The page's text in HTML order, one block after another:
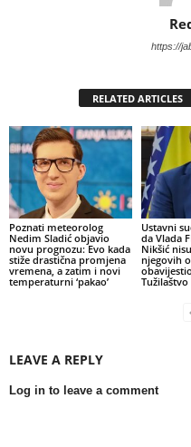
https://
RELATED ARTICLES
Poznati meteorolog
Nedim Sladić objavio
novu prognozu: Evo kada
stiže drastična promjena
vremena, a zatim i novi
temperaturni ‘pakao’
Ustavni
da Vlada
Nikšić
njegovih
Tužilaštvo
LEAVE A REPLY
Log in to leave a comment